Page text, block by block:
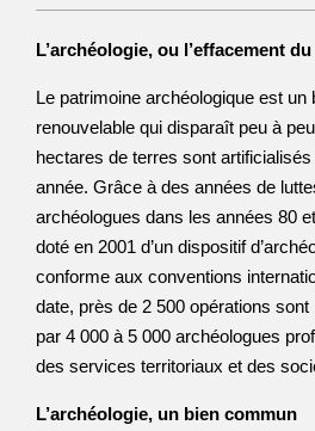
L’archéologie, ou l’effacement
Le patrimoine archéologique est un
renouvelable qui disparaît peu à
hectares de terres sont
année. Grâce à des années de
archéologues dans les années 80
doté en 2001 d’un dispositif
conforme aux conventions
date, près de 2 500 opérations
par 4 000 à 5 000 archéologues
des services territoriaux et des
L’archéologie, un bien commun